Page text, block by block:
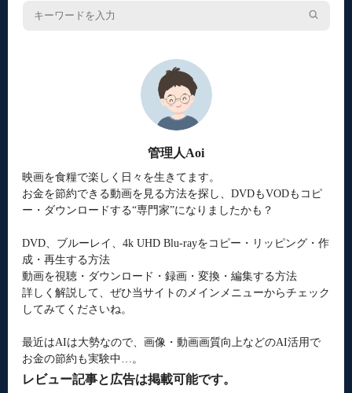
管理人Aoi
映画を食糧で楽しく日々を生きてます。
お金を節約できる動画を見る方法を探し、DVDもVODもコピ
ー・ダウンロードする“専門家”になりましたかも？
DVD、ブルーレイ、4k UHD Blu-rayをコピー・リッピング・作
成・再生する方法
動画を視聴・ダウンロード・録画・変換・編集する方法
詳しく解説して、ぜひ当サイトのメインメニューからチェック
してみてくださいね。
最近はAIは大勢なので、画像・動画画質向上などのAI活用で
お金の節約も実験中…。
レビュー記事と広告は掲載可能です。